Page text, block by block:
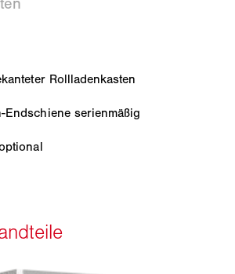
Rollladenkasten
Endschiene serienmäßig